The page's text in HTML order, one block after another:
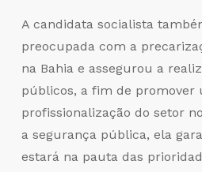
A candidata socialista
preocupada com a
na Bahia e assegurou a
públicos, a fim de promover
profissionalização do setor
a segurança pública, ela
estará na pauta das